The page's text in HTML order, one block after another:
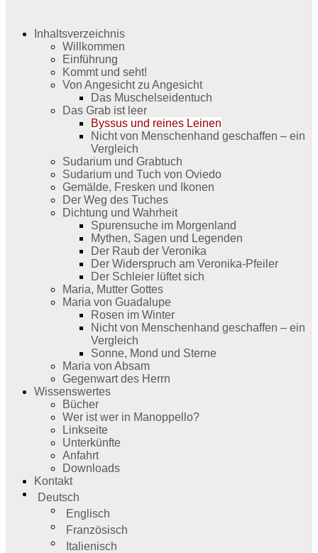
Inhaltsverzeichnis
Willkommen
Einführung
Kommt und seht!
Von Angesicht zu Angesicht
Das Muschelseidentuch
Das Grab ist leer
Byssus und reines Leinen
Nicht von Menschenhand geschaffen – ein
Vergleich
Sudarium und Grabtuch
Sudarium und Tuch von Oviedo
Gemälde, Fresken und Ikonen
Der Weg des Tuches
Dichtung und Wahrheit
Spurensuche im Morgenland
Mythen, Sagen und Legenden
Der Raub der Veronika
Der Widerspruch am Veronika-Pfeiler
Der Schleier lüftet sich
Maria, Mutter Gottes
Maria von Guadalupe
Rosen im Winter
Nicht von Menschenhand geschaffen – ein
Vergleich
Sonne, Mond und Sterne
Maria von Absam
Gegenwart des Herrn
Wissenswertes
Bücher
Wer ist wer in Manoppello?
Linkseite
Unterkünfte
Anfahrt
Downloads
Kontakt
Deutsch
Englisch
Französisch
Italienisch